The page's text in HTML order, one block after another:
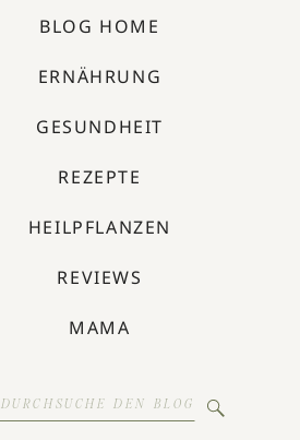
BLOG HOME
ERNÄHRUNG
GESUNDHEIT
REZEPTE
HEILPFLANZEN
REVIEWS
MAMA
Search